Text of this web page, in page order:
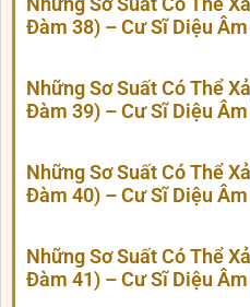
Đàm 38) – Cư Sĩ Diệu
Những Sơ Suất Có Thể
Đàm 39) – Cư Sĩ Diệu
Những Sơ Suất Có Thể
Đàm 40) – Cư Sĩ Diệu
Những Sơ Suất Có Thể
Đàm 41) – Cư Sĩ Diệu